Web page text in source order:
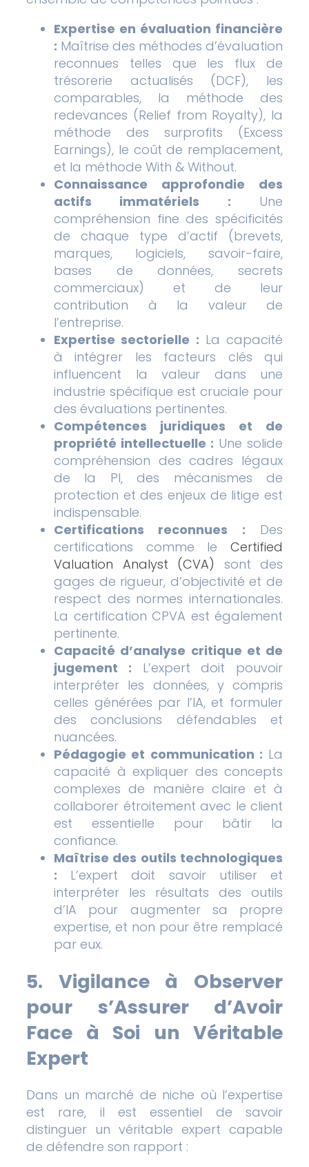
Expertise en évaluation financière
: Maîtrise des méthodes d’évaluation
reconnues telles que les flux de
trésorerie actualisés (DCF), les
comparables, la méthode des
redevances (Relief from Royalty), la
méthode des surprofits (Excess
Earnings), le coût de remplacement,
et la méthode With & Without.
Connaissance approfondie des
actifs immatériels : Une
compréhension fine des spécificités
de chaque type d’actif (brevets,
marques, logiciels, savoir-faire,
bases de données, secrets
commerciaux) et de leur
contribution à la valeur de
l’entreprise.
Expertise sectorielle : La capacité
à intégrer les facteurs clés qui
influencent la valeur dans une
industrie spécifique est cruciale pour
des évaluations pertinentes.
Compétences juridiques et de
propriété intellectuelle : Une solide
compréhension des cadres légaux
de la PI, des mécanismes de
protection et des enjeux de litige est
indispensable.
Certifications reconnues : Des
certifications comme le Certified
Valuation Analyst (CVA) sont des
gages de rigueur, d’objectivité et de
respect des normes internationales.
La certification CPVA est également
pertinente.
Capacité d’analyse critique et de
jugement : L’expert doit pouvoir
interpréter les données, y compris
celles générées par l’IA, et formuler
des conclusions défendables et
nuancées.
Pédagogie et communication : La
capacité à expliquer des concepts
complexes de manière claire et à
collaborer étroitement avec le client
est essentielle pour bâtir la
confiance.
Maîtrise des outils technologiques
: L’expert doit savoir utiliser et
interpréter les résultats des outils
d’IA pour augmenter sa propre
expertise, et non pour être remplacé
par eux.
5. Vigilance à Observer
pour s’Assurer d’Avoir
Face à Soi un Véritable
Expert
Dans un marché de niche où l’expertise
est rare, il est essentiel de savoir
distinguer un véritable expert capable
de défendre son rapport :